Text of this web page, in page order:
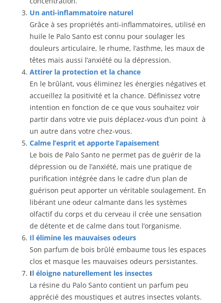
Un anti-inflammatoire naturel
Grâce à ses propriétés anti-inflammatoires, utilisé en
huile le Palo Santo est connu pour soulager les
douleurs articulaire, le rhume, l’asthme, les maux de
têtes mais aussi l’anxiété ou la dépression.
Attirer la protection et la chance
En le brûlant, vous éliminez les énergies négatives et
accueillez la positivité et la chance. Définissez votre
intention en fonction de ce que vous souhaitez voir
partir dans votre vie puis déplacez-vous d’un point à
un autre dans votre chez-vous.
Calme l’esprit et apporte l’apaisement
Le bois de Palo Santo ne permet pas de guérir de la
dépression ou de l’anxiété, mais une pratique de
purification intégrée dans le cadre d’un plan de
guérison peut apporter un véritable soulagement. En
libérant une odeur calmante dans les systèmes
olfactif du corps et du cerveau il crée une sensation
de détente et de calme dans tout l’organisme.
Il élimine les mauvaises odeurs
Son parfum de bois brûlé embaume tous les espaces
clos et masque les mauvaises odeurs persistantes.
Il éloigne naturellement les insectes
La résine du Palo Santo contient un parfum peu
apprécié des moustiques et autres insectes volants.